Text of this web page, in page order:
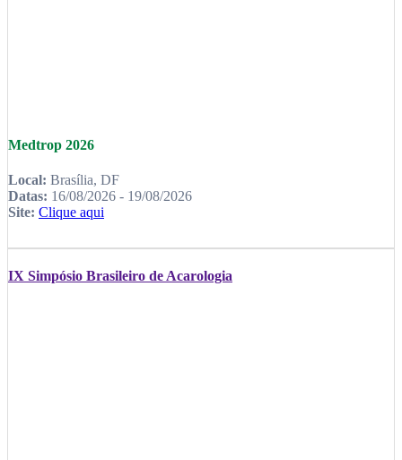
Medtrop 2026
Local: Brasília, DF
Datas: 16/08/2026 - 19/08/2026
Site: Clique aqui
IX Simpósio Brasileiro de Acarologia